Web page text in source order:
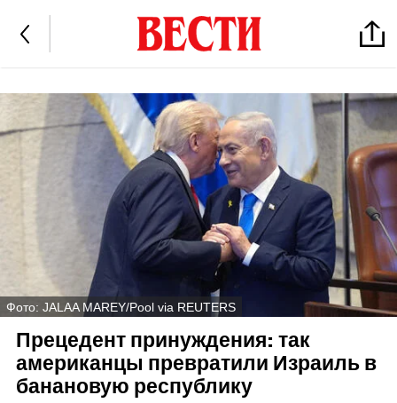
Фото: JALAA MAREY/Pool via REUTERS
Прецедент принуждения: так
американцы превратили Израиль в
банановую республику